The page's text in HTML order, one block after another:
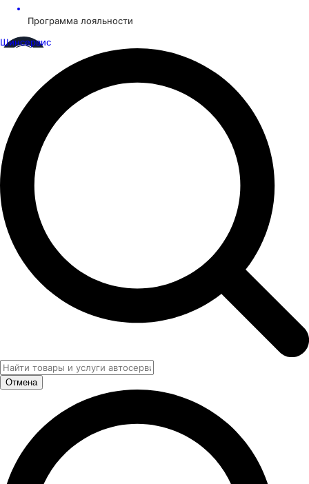
Программа лояльности
Шинсервис
Отмена